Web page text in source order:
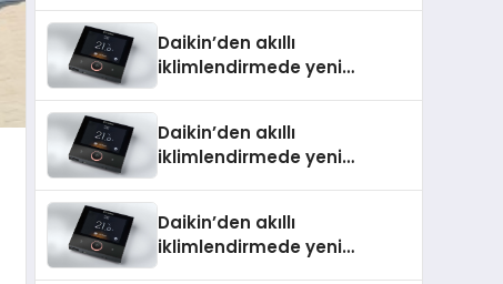
Daikin’den akıllı
iklimlendirmede yeni
Daikin’den akıllı
iklimlendirmede yeni
Daikin’den akıllı
iklimlendirmede yeni